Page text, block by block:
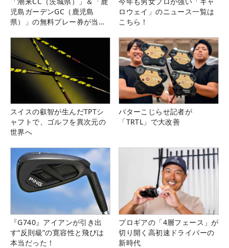
児島ガーデンGC（鹿児島
県）」の無料プレー券が当た
ロウェイ」のニュース一覧は
こちら！
スイスの叡智が生んだTPTシ
ャフトで、ゴルフを異次元の
世界へ
パターこじらせ記者が
「TRTL」で大改善
『G740』アイアンが引き出
す“反則級”の寛容性と飛びは
本当だった！
プロギアの「4層フェース」が
切り開く高初速ドライバーの
新時代